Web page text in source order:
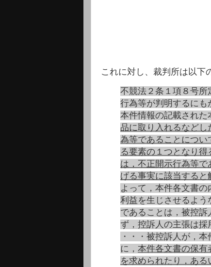
これに対し、裁判所は以下
不競法２条１項８号
行為等が判明するにも
本件情報の記載された
品に取り入れるなど
為等であることにつ
る要素の１つとなり得
は，不正開示行為等
げる事実に該当すると
よって，本件各文書
利益を生じさせるよ
であることは，被控訴
ず，控訴人の主張は採
・・・被控訴人が，
に， 本件各文書の保有
を求められたり，あ